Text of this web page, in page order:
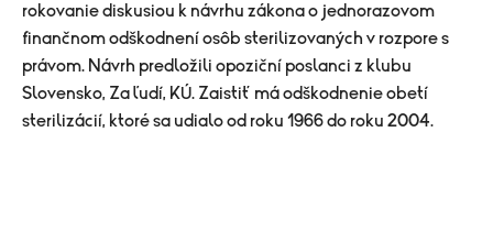
rokovanie diskusiou k návrhu zákona o jednorazovom
finančnom odškodnení osôb sterilizovaných v rozpore s
právom. Návrh predložili opoziční poslanci z klubu
Slovensko, Za ľudí, KÚ. Zaistiť má odškodnenie obetí
sterilizácií, ktoré sa udialo od roku 1966 do roku 2004.